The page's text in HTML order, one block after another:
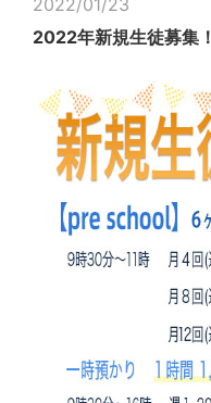
2022年新規生徒募集！